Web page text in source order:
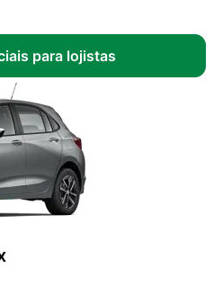
para lojistas